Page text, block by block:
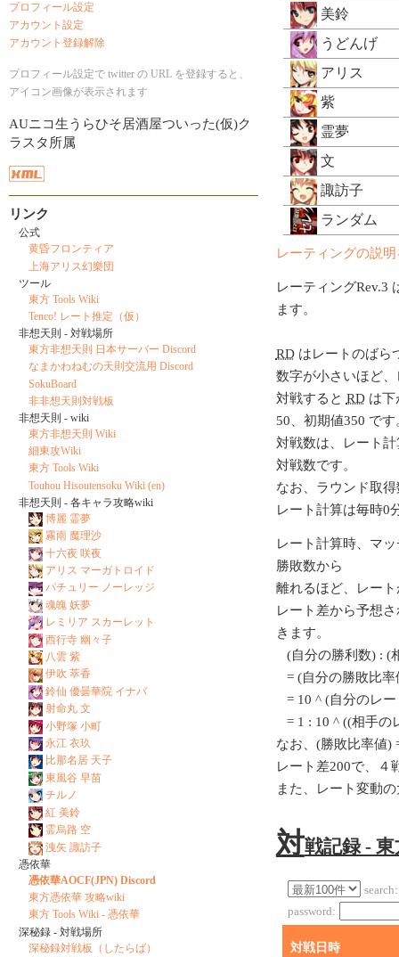
美鈴
うどんげ
アリス
紫
霊夢
文
諏訪子
ランダム
レーティングの説
レーティングRev.3
ます。
RDはレートのばら
数字が小さいほど
対戦すると RDは下
50、初期値350 です
対戦数は、レート
対戦数です。
なお、ラウンド取
レート計算は毎時0
レート計算時、マ
勝敗数から
離れるほど、レー
レート差から予想
きます。
(自分の勝利数) : (
= (自分の勝敗比率
= 10 ^ (自分のレー
= 1 : 10 ^ ((相手の
なお、(勝敗比率値)
レート差200で、４
また、レート変動
対戦記録 -
search:
password:
対戦日時
プロフィール設定
アカウント設定
アカウント登録解除
プロフィール設定で twitter の URL を登録すると、
アイコン画像が表示されます
AUニコ生うらひそ居酒屋ついった(仮)ク
ラスタ所属
リンク
公式
黄昏フロンティア
上海アリス幻樂団
ツール
東方 Tools Wiki
Tenco! レート推定（仮）
非想天則 - 対戦場所
東方非想天則 日本サーバー Discord
なまかわねむの天則交流用 Discord
SokuBoard
非非想天則対戦板
非想天則 - wiki
東方非想天則 Wiki
細東攻Wiki
東方 Tools Wiki
Touhou Hisoutensoku Wiki (en)
非想天則 - 各キャラ攻略wiki
博麗 霊夢
霧雨 魔理沙
十六夜 咲夜
アリス マーガトロイド
パチュリー ノーレッジ
魂魄 妖夢
レミリア スカーレット
西行寺 幽々子
八雲 紫
伊吹 萃香
鈴仙 優曇華院 イナバ
射命丸 文
小野塚 小町
永江 衣玖
比那名居 天子
東風谷 早苗
チルノ
紅 美鈴
霊烏路 空
洩矢 諏訪子
憑依華
憑依華AOCF(JPN) Discord
東方憑依華 攻略wiki
東方 Tools Wiki - 憑依華
深秘録 - 対戦場所
深秘録対戦板（したらば）